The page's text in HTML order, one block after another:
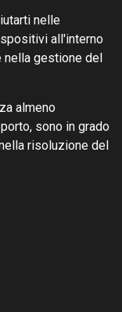
nelle
all'interno
nella gestione del
almeno
sono in grado
risoluzione del